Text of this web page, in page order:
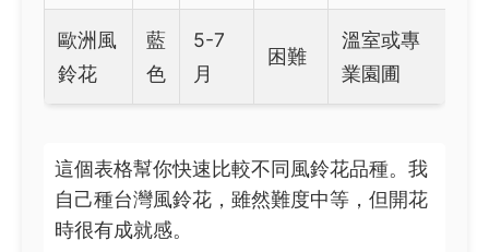
歐洲風
鈴花
藍
色
5-7
月
困難
溫室或專
業園圃
這個表格幫你快速比較不同風鈴花品種。我
自己種台灣風鈴花，雖然難度中等，但開花
時很有成就感。